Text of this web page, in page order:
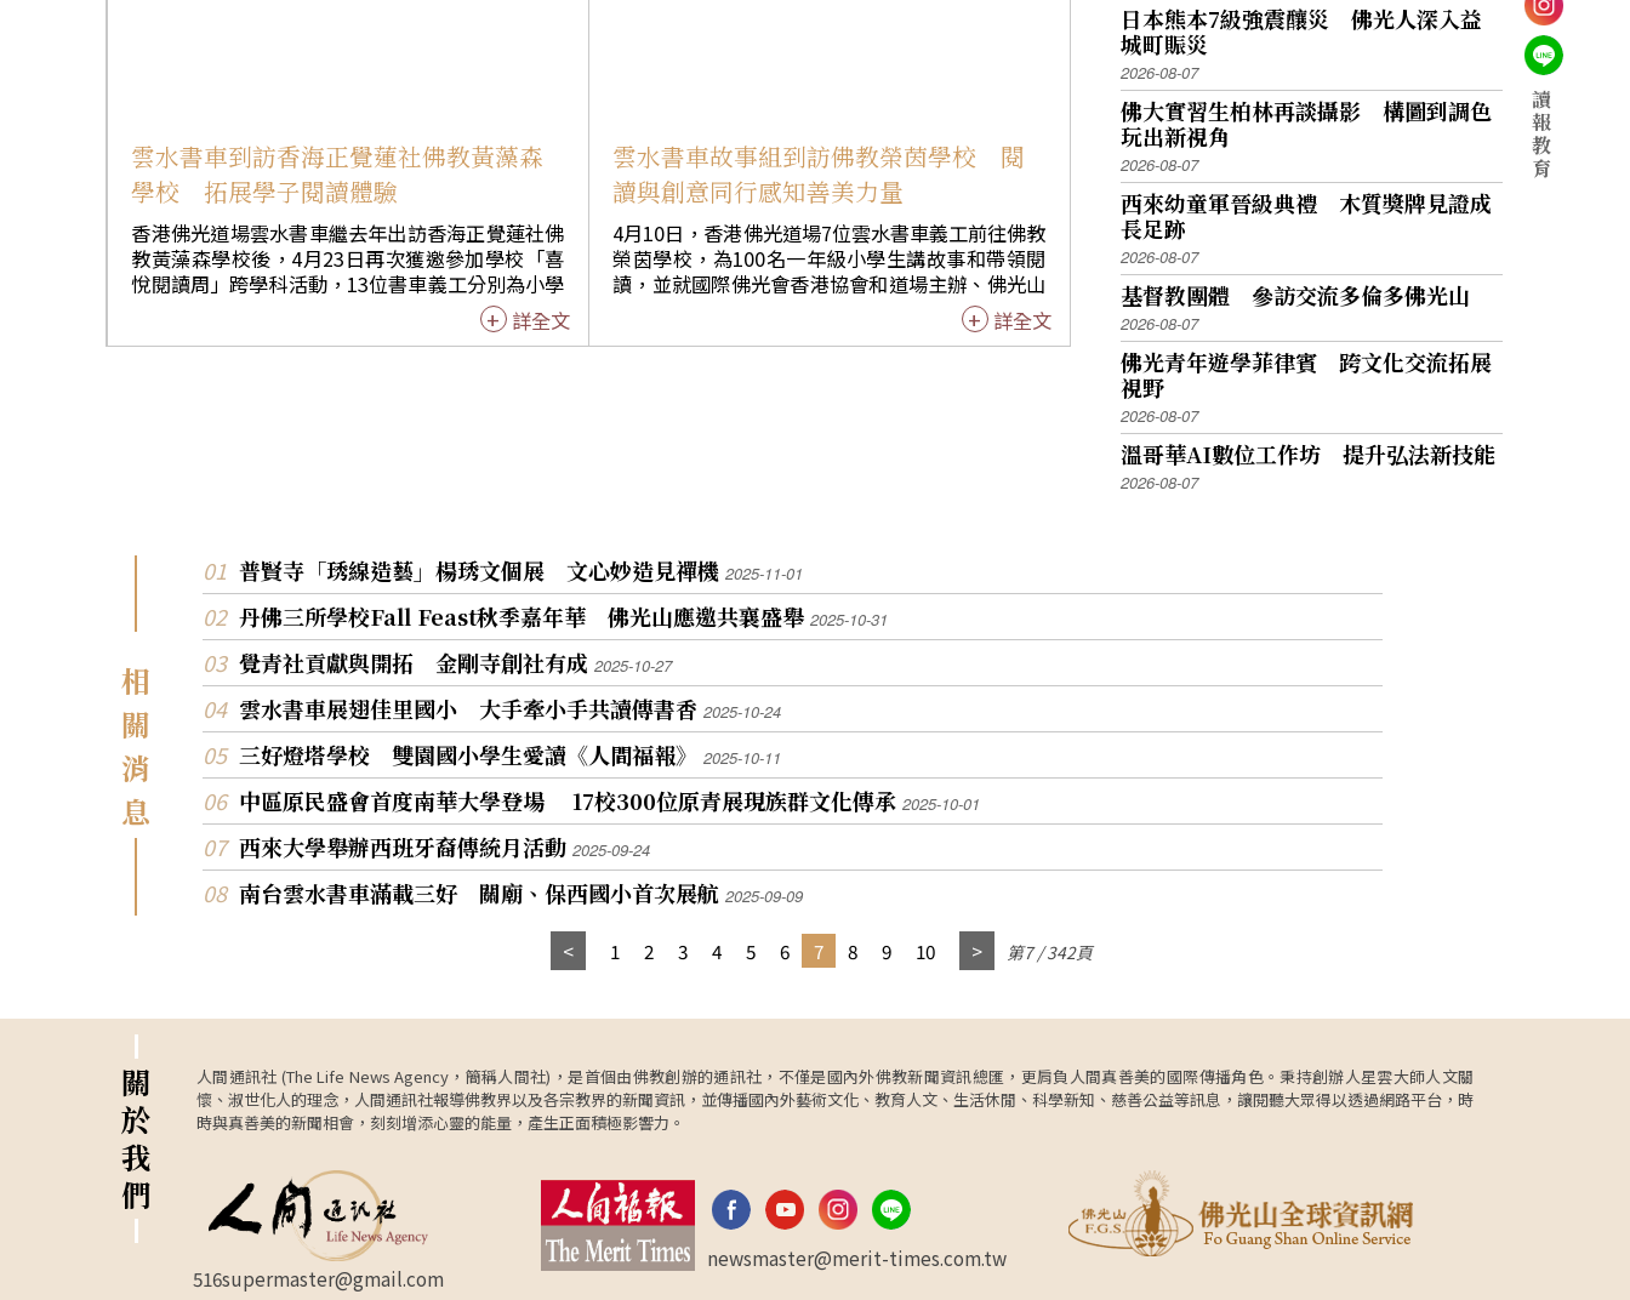
區開心合影。師生齊聚留下珍貴畫面，為校園生活
增添溫馨而難忘的回憶。 高俊雄表示，大學教育除
了專業知識的培養，更重要的是引導學生認識自
我、發展潛能並實踐生命價值。畢業象徵人生新篇
章的開始，學校長期推動生命教育與三好校園理
念，希望學生在精進專業能力之餘，也能培養感
恩、關懷與自我反思的素養。 賴淑玲指出，圖書館
近年積極轉型為融合閱讀、創意、美感與跨域學習
的知識共享空間。本次活動融入皮克敏所象徵的探
生也以中文、英文及母語書寫祝福，分享在台求學
的成長與收穫，展現校園多元文化交流的溫暖與活
些害羞，但當真正開口對未來的自己說話時，感受
到滿滿力量，彷彿送給未來自己一份珍貴禮物，也
提醒自己不忘大學時期的夢想與努力。 南華大學表
示，希望透過畢業季系列活動，陪伴學生向過去的
自己道別，並勇敢迎向未來。這些珍藏於聲音、文
字與影像中的青春印記，將成為畢業生人生旅程中
最溫暖而珍貴的回憶。
接觸最新的科普、文學與繪本。雲水書車的到來，
將知識種子播撒在孩子心田，讓他們在跑道上衝刺
的同時，心靈也能飛翔。 教導主任徐郁雁感謝書車
蒞臨學校，運動會除了此起彼落的加油聲，也多了
一頁頁動人的讀書聲。在母親節感恩時刻，孩子與
家長一起走進書香世界，感受閱讀帶來的溫暖與陪
伴。操場上有活力與歡笑，書車旁有安靜與感動，
讓校園充滿愛與幸福的溫度。謝謝義工，為學校增
添一碗暖暖心靈雞湯。 第一次當義工的許心怡分
雲水書車到訪香海正覺蓮社佛教黃藻森
學校 拓展學子閱讀體驗
香港佛光道場雲水書車繼去年出訪香海正覺蓮社佛
教黃藻森學校後，4月23日再次獲邀參加學校「喜
悅閱讀周」跨學科活動，13位書車義工分別為小學
生導讀三好故事、陪伴閱讀，鼓勵從書本中發掘閱
讀的樂趣，約250名次學生及13名教師參與。 學生
展現的投入與熱情，正是雲水書車最動人的成果。
負責統籌的教師黎嘉莉表示，書車為學生營造多元
開放的閱讀環境與學習模式。學生在聆聽故事的過
程中啟發思考，從中體會「三好四給」的精神內
涵，從而培養正向價值觀，提升品德修養。 學生們
紛紛表示，書車雙翼開展起來如跑車雙門般帥氣有
型，因此嚮往登上書車尋找心儀的圖書；也有學生
在書車兩側展翼下細心翻閱，挑選理想的讀物。書
車藏書種類豐富，學生找到合適的書本後在閱讀區
細讀，並與同學分享書中內容。 2A班鄧浩霖挑選
了一本關於「發明」的圖書，內容涵蓋上古至近代
的重要創新。他透露常到學校圖書館閱讀，而雲水
書車帶來多元類型的圖書，讓他拓闊閱讀體驗。 3
A班吳煥潤喜愛文字類歷史故事書，選讀《世史
3》，專注秦至漢時期，相信學習歷史能以古鑑
投入閱讀《恐龍物語》，表示對外星人及恐龍的存
過閱讀更多相關書籍，解開心中的疑團。 5A班丘
書中以漫畫形式講述冰河時期的山河與河流變遷，
內容結合天文和地理，既生動有趣又富知識性，令
他愛不釋手。
詳全文
雲水書車故事組到訪佛教榮茵學校 閱
讀與創意同行感知善美力量
4月10日，香港佛光道場7位雲水書車義工前往佛教
榮茵學校，為100名一年級小學生講故事和帶領閱
讀，並就國際佛光會香港協會和道場主辦、佛光山
佛香講堂協辦2026「和諧共生」佛誕徵文比賽小學
組，安排繪製生日卡送給佛陀。優秀作品將於5月2
「好呀，我會聽話。」短短一句話，流露出純真的
信任與尊重，也充分展現了小學生內心對於「老
師」形象的單純理解─值得學習與聽從的引導者。
雲水書車義工透過生動講解、互動遊戲及短片播
放，引導認識「做好事、說好話、存好心」三好精
神。學生一起做出「三好」手勢，在歡樂氣氛中學
習把善念實踐於日常生活。 透過《星雲說喻》故事
〈五指為大〉，說明五根手指各有長短與功能，唯
有彼此配合，才能發揮最大的力量。藉此引導孩子
明白團結、尊重與包容對和諧相處的關鍵作用。 副
校長楊淑慧表示，學生喜愛佛誕卡比賽等主題活
動，從中收穫更多學習與體驗機會。雲水書車曾到
校提供流動圖書館服務。學校重視正向教育與價值
觀培養，而書車多種類型的繪本啟迪思維，助益學
在生日卡繪畫了兩個小蛋糕和一個大蛋糕，哥哥說
不習慣繪畫，但此次創作讓他感到開心。弟弟表
吃得開心」，還打算再加上朱古力。 潘彥霖喜愛繪
念詩，充滿智慧。他在送給佛陀的生日卡上畫上煙
花，為佛陀慶祝生日。 陳穎睿在佛學課堂聽過悉達
多太子的故事，於是在送給佛陀的生日卡上，畫上
太陽。她解釋，太陽寓意有光，有光才會有電，祝
佛陀笑口常開。
詳全文
日本熊本7級強震釀災 佛光人深入益
城町賑災
2026-08-07
佛大實習生柏林再談攝影 構圖到調色
玩出新視角
2026-08-07
西來幼童軍晉級典禮 木質獎牌見證成
長足跡
2026-08-07
基督教團體 參訪交流多倫多佛光山
2026-08-07
佛光青年遊學菲律賓 跨文化交流拓展
視野
2026-08-07
溫哥華AI數位工作坊 提升弘法新技能
2026-08-07
相
關
消
息
普賢寺「琇線造藝」楊琇文個展 文心妙造見禪機 2025-11-01
丹佛三所學校Fall Feast秋季嘉年華 佛光山應邀共襄盛舉 2025-10-31
覺青社貢獻與開拓 金剛寺創社有成 2025-10-27
雲水書車展翅佳里國小 大手牽小手共讀傳書香 2025-10-24
三好燈塔學校 雙園國小學生愛讀《人間福報》 2025-10-11
中區原民盛會首度南華大學登場 17校300位原青展現族群文化傳承 2025-10-01
西來大學舉辦西班牙裔傳統月活動 2025-09-24
南台雲水書車滿載三好 關廟、保西國小首次展航 2025-09-09
1 2 3 4 5 6 7 8 9 10 第7 / 342頁
關
於
我
們
人間通訊社 (The Life News Agency，簡稱人間社)，是首個由佛教創辦的通訊社，不僅是國內外佛教新聞資訊總匯，更肩負人間真善美的國際傳播角色。秉持創辦人星雲大師人文關
懷、淑世化人的理念，人間通訊社報導佛教界以及各宗教界的新聞資訊，並傳播國內外藝術文化、教育人文、生活休閒、科學新知、慈善公益等訊息，讓閱聽大眾得以透過網路平台，時
時與真善美的新聞相會，刻刻增添心靈的能量，產生正面積極影響力。
516supermaster@gmail.com
newsmaster@merit-times.com.tw
讀
報
教
育